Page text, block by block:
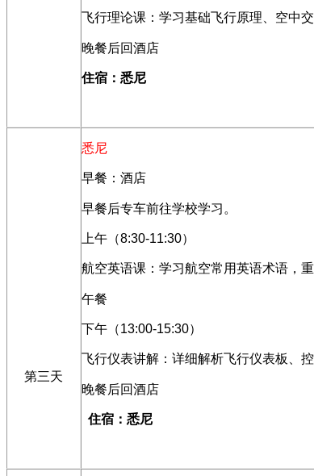
飞行理论课：学习基础飞行原理、空中
晚餐后回酒店
住宿：悉尼
第三天
悉尼
早餐：酒店
早餐后专车前往学校学习。
上午（8:30-11:30）
航空英语课：学习航空常用英语术语，
午餐
下午（13:00-15:30）
飞行仪表讲解：详细解析飞行仪表板、控
晚餐后回酒店
住宿：悉尼